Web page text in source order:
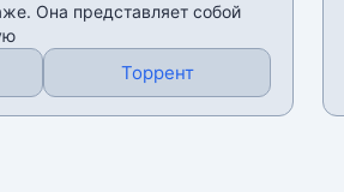
Она представляет собой
Торрент